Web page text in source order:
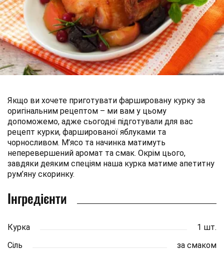
Якщо ви хочете приготувати фаршировану курку за
оригінальним рецептом – ми вам у цьому
допоможемо, адже сьогодні підготували для вас
рецепт курки, фаршированої яблуками та
чорносливом. М’ясо та начинка матимуть
неперевершений аромат та смак. Окрім цього,
завдяки деяким спеціям наша курка матиме апетитну
рум’яну скоринку.
Інгредієнти
Курка
1 шт.
Сіль
за смаком